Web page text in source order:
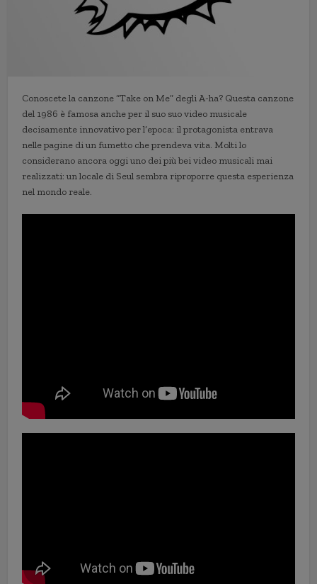
Conoscete la canzone “Take on Me” degli A-ha? Questa canzone
del 1986 è famosa anche per il suo suo video musicale
decisamente innovativo per l’epoca: il protagonista entrava
nelle pagine di un fumetto che prendeva vita. Molti lo
considerano ancora oggi uno dei più bei video musicali mai
realizzati: un locale di Seul sembra riproporre questa esperienza
nel mondo reale.